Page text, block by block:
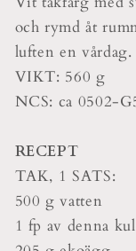
och rymd åt
luften en vårdag.
VIKT: 560 g
NCS: ca 0502-
RECEPT
TAK, 1 SATS:
500 g vatten
1 fp av denna